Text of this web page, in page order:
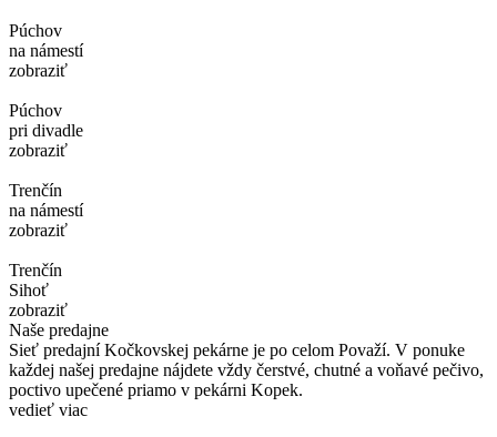
Púchov
na námestí
zobraziť
Púchov
pri divadle
zobraziť
Trenčín
na námestí
zobraziť
Trenčín
Sihoť
zobraziť
Naše predajne
Sieť predajní Kočkovskej pekárne je po celom Považí. V ponuke
každej našej predajne nájdete vždy čerstvé, chutné a voňavé pečivo,
poctivo upečené priamo v pekárni Kopek.
vedieť viac